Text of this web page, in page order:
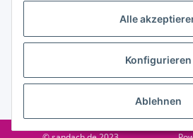
Alle
Konfigurieren
Ablehnen
Vertrag
* Alle Preise inkl. gesetzlicher USt., zzgl.